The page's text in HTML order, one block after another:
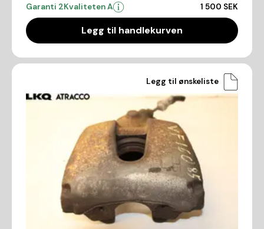
Garanti 2Kvaliteten A 1 500 SEK
Legg til handlekurven
Legg til ønskeliste